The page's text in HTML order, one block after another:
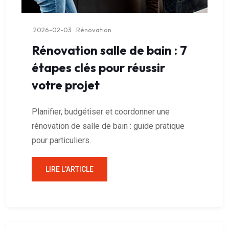
2026-02-03 Rénovation
Rénovation salle de bain : 7
étapes clés pour réussir
votre projet
Planifier, budgétiser et coordonner une
rénovation de salle de bain : guide pratique
pour particuliers.
LIRE L'ARTICLE